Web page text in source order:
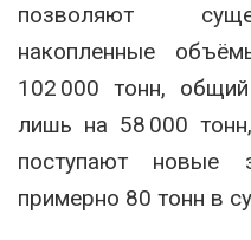
позволяют
накопленные
102 000 тонн,
лишь на 58 000
поступают новые
примерно 80 тонн в